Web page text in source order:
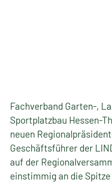
Fachverband Garten-,
Sportplatzbau Hessen-
neuen
Geschäftsführer der
auf der
einstimmig an die